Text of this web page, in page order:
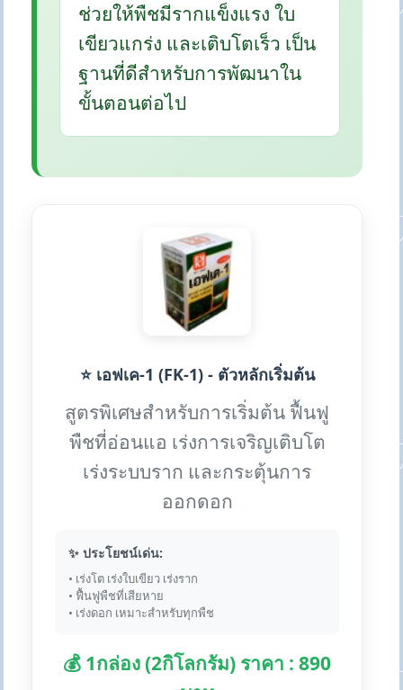
ช่วยให้พืชมีรากแข็งแรง ใบ
เขียวแกร่ง และเติบโตเร็ว เป็น
ฐานที่ดีสำหรับการพัฒนาใน
ขั้นตอนต่อไป
⭐ เอฟเค-1 (FK-1) - ตัวหลักเริ่มต้น
สูตรพิเศษสำหรับการเริ่มต้น ฟื้นฟู
พืชที่อ่อนแอ เร่งการเจริญเติบโต
เร่งระบบราก และกระตุ้นการ
ออกดอก
✨ ประโยชน์เด่น:
• เร่งโต เร่งใบเขียว เร่งราก
• ฟื้นฟูพืชที่เสียหาย
• เร่งดอก เหมาะสำหรับทุกพืช
💰 1กล่อง (2กิโลกรัม) ราคา : 890